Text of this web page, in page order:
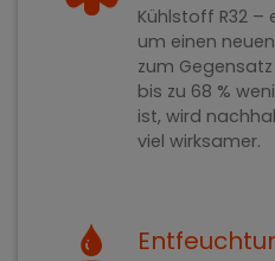
Kühlstoff R32 – es handelt sich dabei
um einen
zum Gegensatz
bis zu 68 % weniger Umweltbelastend
ist, wird
viel wirksamer.